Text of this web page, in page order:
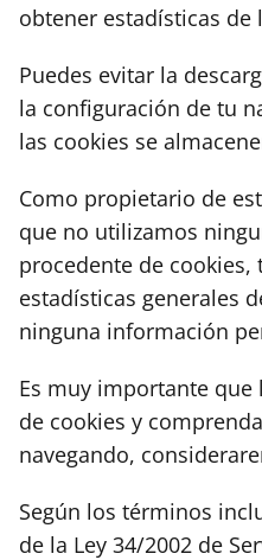
obtener estadísticas de
Puedes evitar la
la configuración de tu
las cookies se
Como propietario de
que no utilizamos
procedente de cookies,
estadísticas generales
ninguna información
Es muy importante
de cookies y
navegando,
Según los términos
de la Ley 34/2002 de